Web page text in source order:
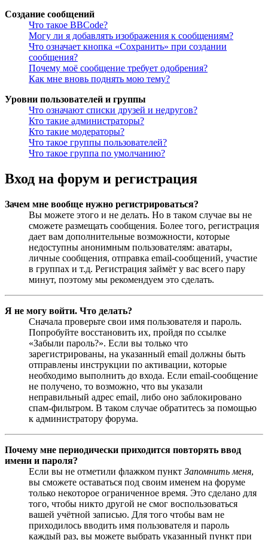
Создание сообщений
Что такое BBCode?
Могу ли я добавлять изображения к сообщениям?
Что означает кнопка «Сохранить» при создании
сообщения?
Почему моё сообщение требует одобрения?
Как мне вновь поднять мою тему?
Уровни пользователей и группы
Что означают списки друзей и недругов?
Кто такие администраторы?
Кто такие модераторы?
Что такое группы пользователей?
Что такое группа по умолчанию?
Вход на форум и регистрация
Зачем мне вообще нужно регистрироваться?
Вы можете этого и не делать. Но в таком случае вы не
сможете размещать сообщения. Более того, регистрация
дает вам дополнительные возможности, которые
недоступны анонимным пользователям: аватары,
личные сообщения, отправка email-сообщений, участие
в группах и т.д. Регистрация займёт у вас всего пару
минут, поэтому мы рекомендуем это сделать.
Я не могу войти. Что делать?
Сначала проверьте свои имя пользователя и пароль.
Попробуйте восстановить их, пройдя по ссылке
«Забыли пароль?». Если вы только что
зарегистрированы, на указанный email должны быть
отправлены инструкции по активации, которые
необходимо выполнить до входа. Если email-сообщение
не получено, то возможно, что вы указали
неправильный адрес email, либо оно заблокировано
спам-фильтром. В таком случае обратитесь за помощью
к администратору форума.
Почему мне периодически приходится повторять ввод
имени и пароля?
Если вы не отметили флажком пункт Запомнить меня,
вы сможете оставаться под своим именем на форуме
только некоторое ограниченное время. Это сделано для
того, чтобы никто другой не смог воспользоваться
вашей учётной записью. Для того чтобы вам не
приходилось вводить имя пользователя и пароль
каждый раз, вы можете выбрать указанный пункт при